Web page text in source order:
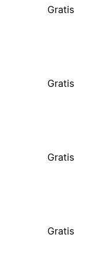
Gratis
Gratis
Gratis
Gratis